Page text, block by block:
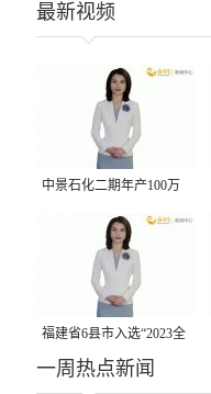
题活动在龙岩长汀启动
最新视频
中景石化二期年产100万
吨丙烷脱氢项目建成中交
福建省6县市入选“2023全
国县域发展潜力百强县”
一周热点新闻